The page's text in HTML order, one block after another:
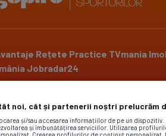
Rețete Practice TVmania
Jobradar24
noi, cât și partenerii noștri prelucrăm
și/sau accesarea informațiilor de pe un
și îmbunătățirea serviciilor. Utilizarea